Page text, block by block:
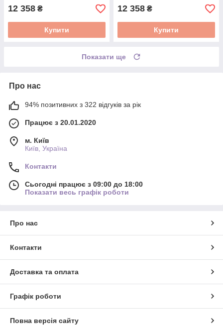
12 358 ₴
Купити
12 358 ₴
Купити
Показати ще
Про нас
94% позитивних з 322 відгуків за рік
Працює з 20.01.2020
м. Київ
Київ, Україна
Контакти
Сьогодні працює з 09:00 до 18:00
Показати весь графік роботи
Про нас
Контакти
Доставка та оплата
Графік роботи
Повна версія сайту